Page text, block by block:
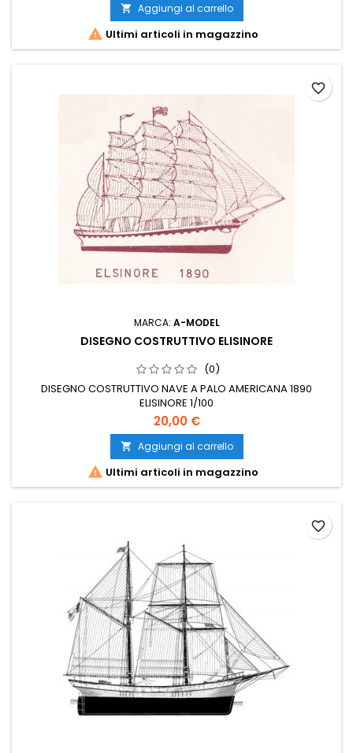
 Aggiungi al carrello
 Ultimi articoli in magazzino
MARCA: A-MODEL
DISEGNO COSTRUTTIVO ELISINORE
(0)
DISEGNO COSTRUTTIVO NAVE A PALO AMERICANA 1890
ELISINORE 1/100
20,00 €
 Aggiungi al carrello
 Ultimi articoli in magazzino
favorite_border
favorite_border